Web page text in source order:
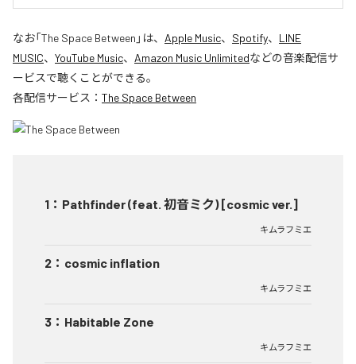
なお「The Space Between 」は、 Apple Music、 Spotify、 LINE
MUSIC、 YouTube Music、 Amazon Music Unlimitedなどの音楽配信サ
ービスで聴くことができる。
各配信サービス： The Space Between
1 ： Pathfinder (feat. 初音ミク) [cosmic ver.]
キムラフミエ
2 ： cosmic inflation
キムラフミエ
3 ： Habitable Zone
キムラフミエ